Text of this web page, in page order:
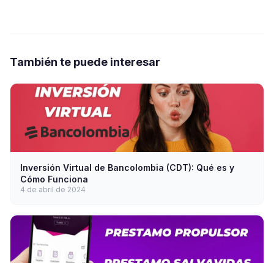
También te puede interesar
Inversión Virtual de Bancolombia (CDT): Qué es y
Cómo Funciona
4 de abril de 2024